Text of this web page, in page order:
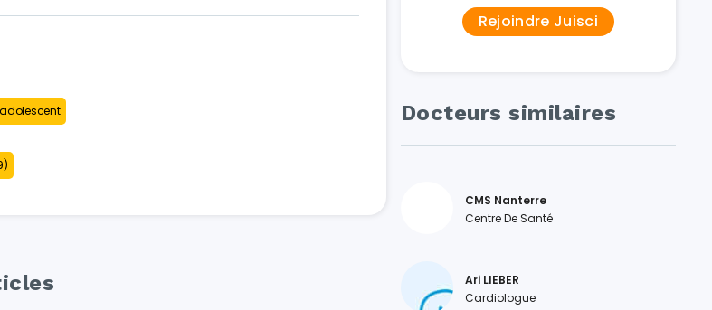
Rejoindre Juisci
Docteurs similaires
CMS Nanterre
Centre De Santé
Ari LIEBER
Cardiologue